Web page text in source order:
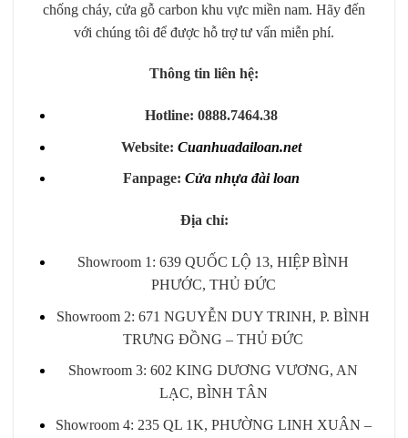
chống cháy, cửa gỗ carbon khu vực miền nam. Hãy đến
với chúng tôi để được hỗ trợ tư vấn miễn phí.
Thông tin liên hệ:
Hotline: 0888.7464.38
Website:Cuanhuadailoan.net
Fanpage: Cửa nhựa đài loan
Địa chỉ:
Showroom 1: 639 QUỐC LỘ 13, HIỆP BÌNH
PHƯỚC, THỦ ĐỨC
Showroom 2: 671 NGUYỄN DUY TRINH, P. BÌNH
TRƯNG ĐỒNG – THỦ ĐỨC
Showroom 3: 602 KING DƯƠNG VƯƠNG, AN
LẠC, BÌNH TÂN
Showroom 4: 235 QL 1K, PHƯỜNG LINH XUÂN –